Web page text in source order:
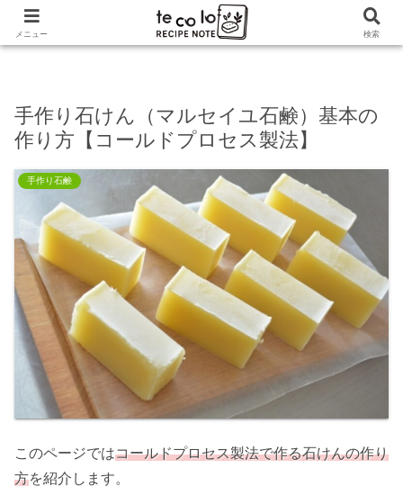
ホーム 手作り石鹸
手作り石けん（マルセイユ石鹸）
基本の作り方【コールドプロセス製法】
手作り石けん（マルセイユ石鹸）基本の
作り方【コールドプロセス製法】
手作り石鹸
このページではコールドプロセス製法で作る石けんの作り
方を紹介します。
メニュー 検索